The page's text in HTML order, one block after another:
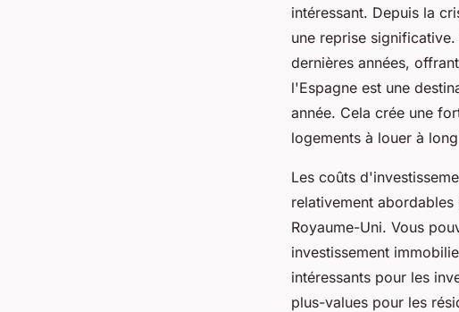
intéressant. Depuis la
une reprise
dernières années,
l'Espagne est une
année. Cela crée une
logements à louer à
Les coûts
relativement
Royaume-Uni. Vous
investissement
intéressants pour les
plus-values pour les